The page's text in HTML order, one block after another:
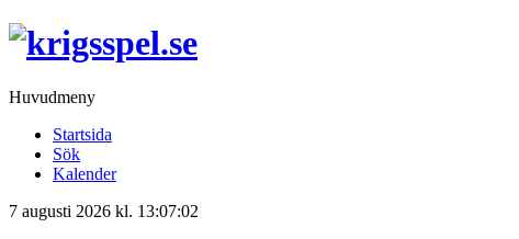
Huvudmeny
Startsida
Sök
Kalender
7 augusti 2026 kl. 13:07:02